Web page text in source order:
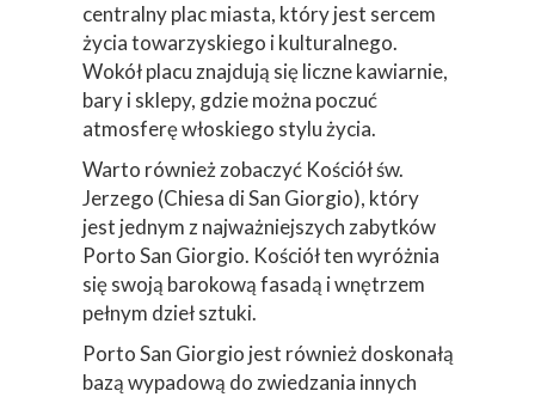
centralny plac miasta, który jest sercem
życia towarzyskiego i kulturalnego.
Wokół placu znajdują się liczne kawiarnie,
bary i sklepy, gdzie można poczuć
atmosferę włoskiego stylu życia.
Warto również zobaczyć Kościół św.
Jerzego (Chiesa di San Giorgio), który
jest jednym z najważniejszych zabytków
Porto San Giorgio. Kościół ten wyróżnia
się swoją barokową fasadą i wnętrzem
pełnym dzieł sztuki.
Porto San Giorgio jest również doskonałą
bazą wypadową do zwiedzania innych